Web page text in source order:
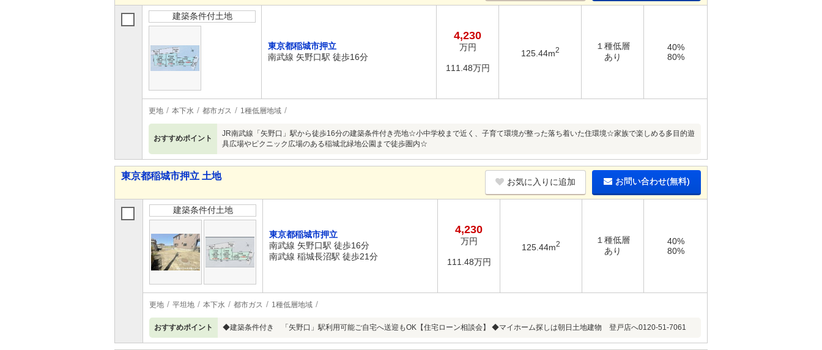
建築条件付土地
東京都稲城市押立
南武線 矢野口駅 徒歩16分
4,230
万円
111.48万円
125.44m2
１種低層
あり
40%
80%
更地 本下水 都市ガス 1種低層地域
おすすめポイント
JR南武線「矢野口」駅から徒歩16分の建築条件付き売地☆小中学校まで近く、子育て環境が整った落ち着いた住環境☆家族で楽しめる多目的遊
具広場やピクニック広場のある稲城北緑地公園まで徒歩圏内☆
東京都稲城市押立 土地
お気に入りに追加 お問い合わせ(無料)
建築条件付土地
東京都稲城市押立
南武線 矢野口駅 徒歩16分
南武線 稲城長沼駅 徒歩21分
4,230
万円
111.48万円
125.44m2
１種低層
あり
40%
80%
更地 平坦地 本下水 都市ガス 1種低層地域
おすすめポイント ◆建築条件付き 「矢野口」駅利用可能ご自宅へ送迎もOK【住宅ローン相談会】 ◆マイホーム探しは朝日土地建物 登戸店へ0120-51-7061